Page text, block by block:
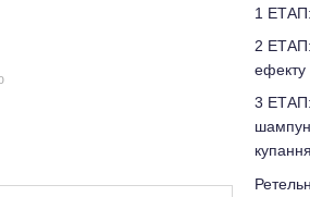
1 ЕТАП:
2 ЕТАП:
ефекту
3 ЕТАП: